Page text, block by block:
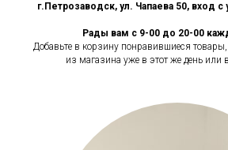
г.Петрозаводск, ул. Чапаева 50, вход
Рады вам с 9-00 до 20-00
Добавьте в корзину понравившиеся
из магазина уже в этот же день или